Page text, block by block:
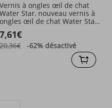
Vernis à ongles œil de chat
Water Star, nouveau vernis à
ongles œil de chat Water Star
populaire pour les salons de
manucure
7,61€
20,36€ -62% désactivé